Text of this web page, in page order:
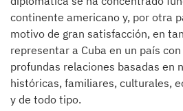
continente americano y, por otra
motivo de gran satisfacción, en
representar a Cuba en un país
profundas relaciones basadas en
históricas, familiares, culturales,
y de todo tipo.